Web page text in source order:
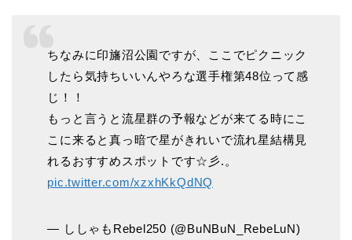
ちなみに印旛沼公園ですが、ここでピクニック
したら気持ちいいんやろな選手権第48位って感
じ！！
もっと言うと流星群の予報などが来てる時にこ
こに来ると真っ暗で星がきれいで流れ星結構見
れるおすすめスポットです☆彡.。
pic.twitter.com/xzxhKkQdNQ
— ししゃもRebel250 (@BuNBuN_RebeLuN)